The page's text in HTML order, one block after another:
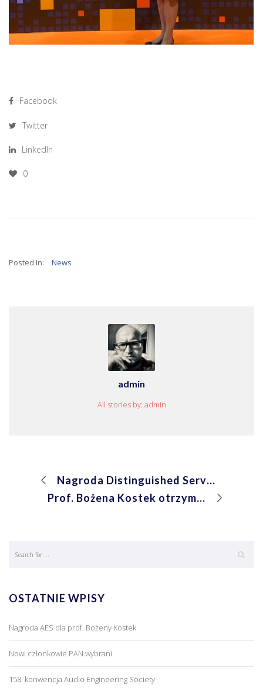
Facebook
Twitter
LinkedIn
0
Posted In: News
admin
All stories by: admin
Nagroda Distinguished Service Medal Award dla prof. Bożeny Kostek
Prof. Bożena Kostek otrzymała medal 50-lecia Polskiej Sekcji IEEE
OSTATNIE WPISY
Nagroda AES dla prof. Bożeny Kostek
Nowi członkowie PAN wybrani
158. konwencja Audio Engineering Society